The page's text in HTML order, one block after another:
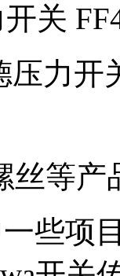
关
压力开
丝等产
些项